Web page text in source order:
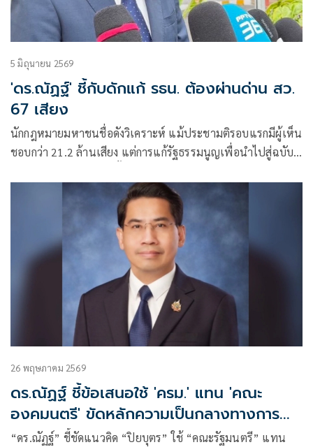
5 มิถุนายน 2569
'ดร.ณัฏฐ์' ชี้กับดักแก้ รธน. ต้องผ่านด่าน สว.
67 เสียง
นักกฎหมายมหาชนชื่อดังวิเคราะห์ แม้ประชามติรอบแรกมีผู้เห็น
ชอบกว่า 21.2 ล้านเสียง แต่การแก้รัฐธรรมนูญเพื่อนำไปสู่ฉบับ
น้อยกว่า 67 คนทั้งวาระ 1 และวาระ 3 มองโอกาสผ่านร่างแทบ
เป็นศูนย์หากรวบรวมเสียงวุฒิสภาไม่ได้
26 พฤษภาคม 2569
ดร.ณัฏฐ์ ชี้ข้อเสนอใช้ 'ครม.' แทน 'คณะ
องคมนตรี' ขัดหลักความเป็นกลางทางการ
เมือง
“ดร.ณัฏฐ์” ชี้ชัดแนวคิด “ปิยบุตร” ใช้ “คณะรัฐมนตรี” แทน